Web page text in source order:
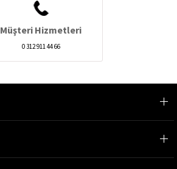
Müşteri Hizmetleri
0 312 911 44 66